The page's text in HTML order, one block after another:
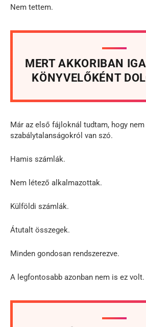
Nem tettem.
MERT AKKORIBAN
KÖNYVELŐKÉNT
Már az első fájloknál tudtam, hogy nem
szabálytalanságokról van szó.
Hamis számlák.
Nem létező alkalmazottak.
Külföldi számlák.
Átutalt összegek.
Minden gondosan rendszerezve.
A legfontosabb azonban nem is ez volt.